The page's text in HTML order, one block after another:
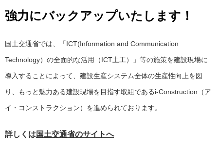
強力にバックアップいたします！
国土交通省では、「ICT(Information and Communication
Technology）の全面的な活用（ICT土工）」等の施策を建設現場に
導入することによって、建設生産システム全体の生産性向上を図
り、もっと魅力ある建設現場を目指す取組であるi-Construction（ア
イ・コンストラクション）を進められております。
詳しくは 国土交通省のサイトへ